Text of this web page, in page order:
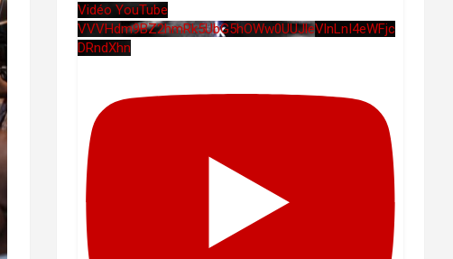
Vidéo YouTube
VVVHdm9BZ2hmRk5UbG5hOWw0UUJleVlnLnI4eWFjc
DRndXhn